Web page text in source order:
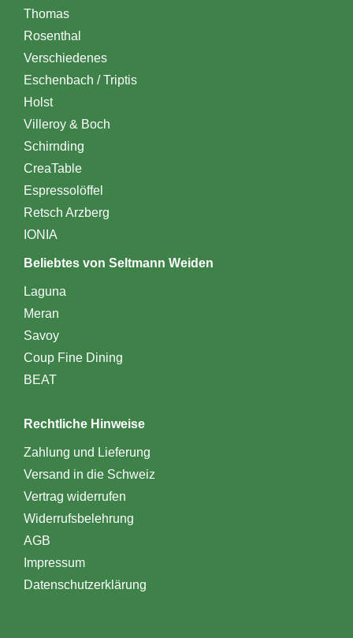
Thomas
Rosenthal
Verschiedenes
Eschenbach / Triptis
Holst
Villeroy & Boch
Schirnding
CreaTable
Espressolöffel
Retsch Arzberg
IONIA
Beliebtes von Seltmann Weiden
Laguna
Meran
Savoy
Coup Fine Dining
BEAT
Rechtliche Hinweise
Zahlung und Lieferung
Versand in die Schweiz
Vertrag widerrufen
Widerrufsbelehrung
AGB
Impressum
Datenschutzerklärung